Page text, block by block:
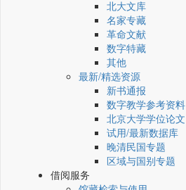
北大文库
名家专藏
革命文献
数字特藏
其他
最新/精选资源
新书通报
数字教学参考资料
北京大学学位论文
试用/最新数据库
晚清民国专题
区域与国别专题
借阅服务